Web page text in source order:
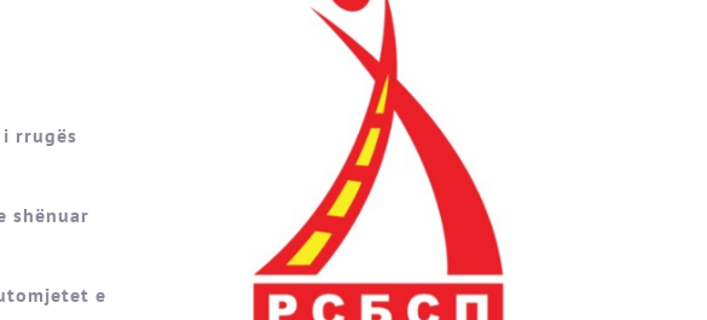
rrugës
shënuar
e